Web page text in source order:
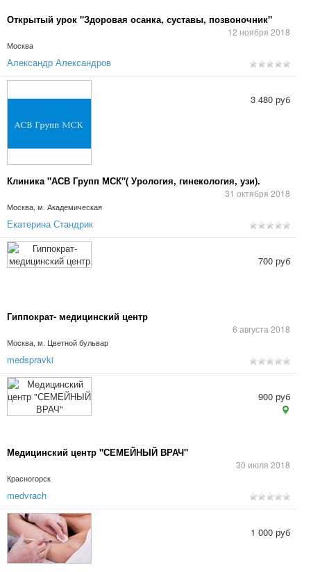
Открытый урок "Здоровая осанка, суставы, позвоночник"
12 ноября 2018
Москва
Александр Александров
Клиника "АСВ Групп МСК"( Урология, гинекология, узи).
31 октября 2018
Москва, м. Академическая
3 480 руб
Екатерина Стандрик
Гиппократ- медицинский центр
6 августа 2018
Москва, м. Цветной бульвар
700 руб
medspravki
Медицинский центр "СЕМЕЙНЫЙ ВРАЧ"
30 июля 2018
Красногорск
900 руб
medvrach
1 000 руб